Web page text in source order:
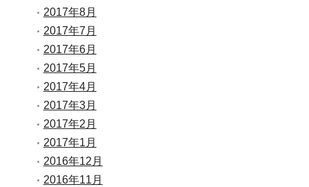
2017年8月
2017年7月
2017年6月
2017年5月
2017年4月
2017年3月
2017年2月
2017年1月
2016年12月
2016年11月